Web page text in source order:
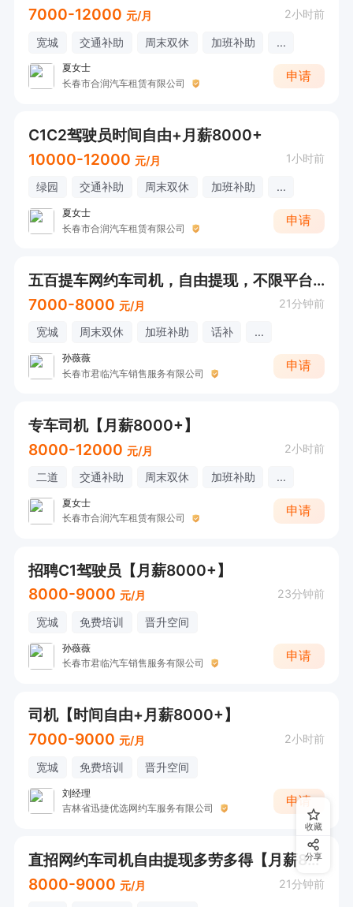
7000-12000 元/月 2小时前
宽城 交通补助 周末双休 加班补助 ...
夏女士
长春市合润汽车租赁有限公司
申请
C1C2驾驶员时间自由+月薪8000+
10000-12000 元/月 1小时前
绿园 交通补助 周末双休 加班补助 ...
夏女士
长春市合润汽车租赁有限公司
申请
五百提车网约车司机，自由提现，不限平台不锁流水
7000-8000 元/月 21分钟前
宽城 周末双休 加班补助 话补 ...
孙薇薇
长春市君临汽车销售服务有限公司
申请
专车司机【月薪8000+】
8000-12000 元/月 2小时前
二道 交通补助 周末双休 加班补助 ...
夏女士
长春市合润汽车租赁有限公司
申请
招聘C1驾驶员【月薪8000+】
8000-9000 元/月 23分钟前
宽城 免费培训 晋升空间
孙薇薇
长春市君临汽车销售服务有限公司
申请
司机【时间自由+月薪8000+】
7000-9000 元/月 2小时前
宽城 免费培训 晋升空间
刘经理
吉林省迅捷优选网约车服务有限公司
申请
直招网约车司机自由提现多劳多得【月薪8000+】
8000-9000 元/月 21分钟前
收藏
分享